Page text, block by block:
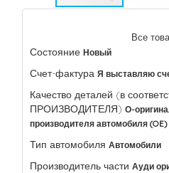
Все
Состояние Новый
Счет-фактура Я выставляю
Качество деталей (в
ПРОИЗВОДИТЕЛЯ) О-
производителя автомобиля (OE)
Тип автомобиля Автомобили
Производитель части Ауди